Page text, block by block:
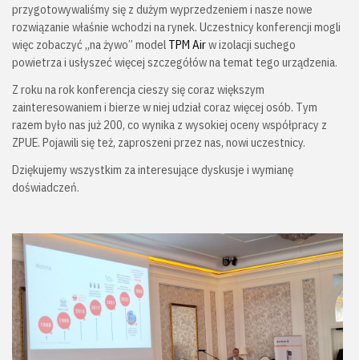
przygotowywaliśmy się z dużym wyprzedzeniem i nasze nowe
rozwiązanie właśnie wchodzi na rynek. Uczestnicy konferencji mogli
więc zobaczyć „na żywo” model TPM Airw izolacji suchego
powietrza i usłyszeć więcej szczegółów na temat tego urządzenia.
Z roku na rok konferencja cieszy się coraz większym
zainteresowaniem i bierze w niej udział coraz więcej osób. Tym
razem było nas już 200, co wynika z wysokiej oceny współpracy z
ZPUE. Pojawili się też, zaproszeni przez nas, nowi uczestnicy.
Dziękujemy wszystkim za interesujące dyskusje i wymianę
doświadczeń.